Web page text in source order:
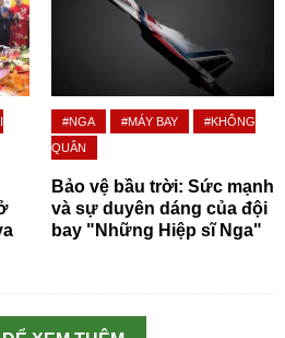
#NGA #MÁY BAY
#KHÔNG
QUÂN
Bảo vệ bầu trời: Sức mạnh
và sự duyên dáng của đội
bay "Những Hiệp sĩ Nga"